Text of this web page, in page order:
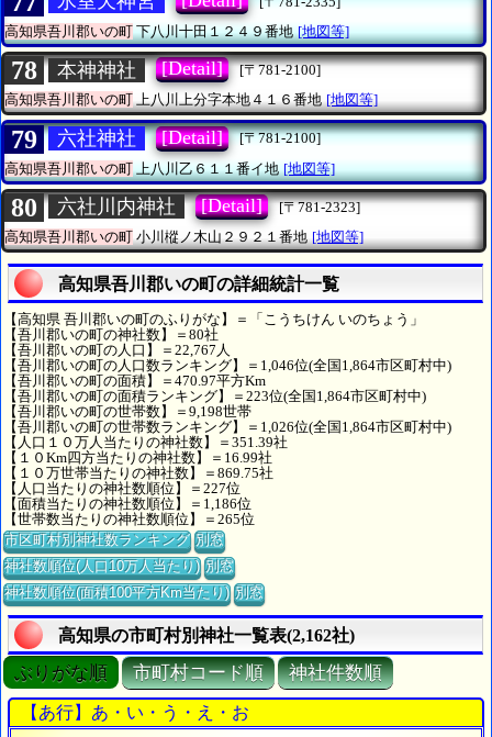
高知県吾川郡いの町下八川十田１２４９番地 [地図等]
78 本神神社 [Detail]
[〒781-2100]
高知県吾川郡いの町上八川上分字本地４１６番地 [地図等]
79 六社神社 [Detail]
[〒781-2100]
高知県吾川郡いの町上八川乙６１１番イ地 [地図等]
80 六社川内神社 [Detail]
[〒781-2323]
高知県吾川郡いの町 小川樅ノ木山２９２１番地 [地図等]
高知県吾川郡いの町の詳細統計一覧
【高知県 吾川郡いの町のふりがな】＝「こうちけん いのちょう」
【吾川郡いの町の神社数】＝80社
【吾川郡いの町の人口】＝22,767人
【吾川郡いの町の人口数ランキング】＝1,046位(全国1,864市区町村中)
【吾川郡いの町の面積】＝470.97平方Km
【吾川郡いの町の面積ランキング】＝223位(全国1,864市区町村中)
【吾川郡いの町の世帯数】＝9,198世帯
【吾川郡いの町の世帯数ランキング】＝1,026位(全国1,864市区町村中)
【人口１０万人当たりの神社数】＝351.39社
【１０Km四方当たりの神社数】＝16.99社
【１０万世帯当たりの神社数】＝869.75社
【人口当たりの神社数順位】＝227位
【面積当たりの神社数順位】＝1,186位
【世帯数当たりの神社数順位】＝265位
市区町村別神社数ランキング 別窓
神社数順位(人口10万人当たり) 別窓
神社数順位(面積100平方Km当たり) 別窓
高知県の市町村別神社一覧表(2,162社)
ぶりがな順 市町村コード順 神社件数順
【あ行】あ・い・う・え・お